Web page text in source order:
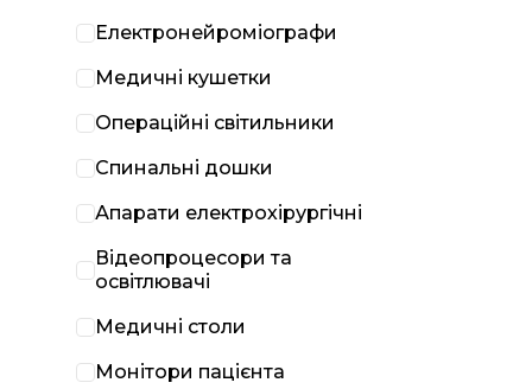
Електронейроміографи
Медичні кушетки
Операційні світильники
Спинальні дошки
Апарати електрохірургічні
Відеопроцесори та
освітлювачі
Медичні столи
Монітори пацієнта